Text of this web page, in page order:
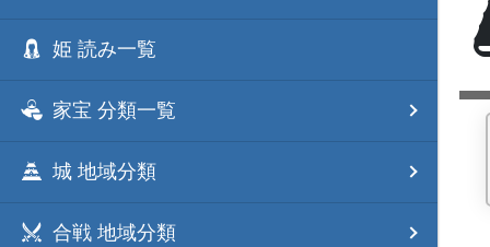
姫 読み一覧
家宝 分類一覧
城 地域分類
合戦 地域分類